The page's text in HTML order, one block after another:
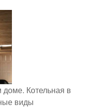
доме. Котельная в
виды